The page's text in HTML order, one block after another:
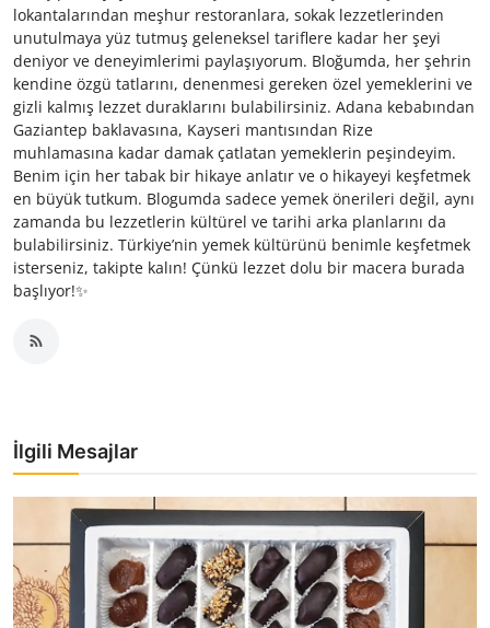
lokantalarından meşhur restoranlara, sokak lezzetlerinden
unutulmaya yüz tutmuş geleneksel tariflere kadar her şeyi
deniyor ve deneyimlerimi paylaşıyorum. Bloğumda, her şehrin
kendine özgü tatlarını, denenmesi gereken özel yemeklerini ve
gizli kalmış lezzet duraklarını bulabilirsiniz. Adana kebabından
Gaziantep baklavasına, Kayseri mantısından Rize
muhlamasına kadar damak çatlatan yemeklerin peşindeyim.
Benim için her tabak bir hikaye anlatır ve o hikayeyi keşfetmek
en büyük tutkum. Blogumda sadece yemek önerileri değil, aynı
zamanda bu lezzetlerin kültürel ve tarihi arka planlarını da
bulabilirsiniz. Türkiye’nin yemek kültürünü benimle keşfetmek
isterseniz, takipte kalın! Çünkü lezzet dolu bir macera burada
başlıyor!✨
İlgili Mesajlar